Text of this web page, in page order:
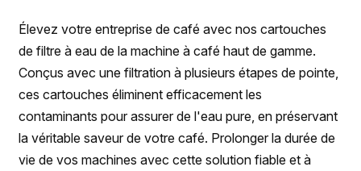
Élevez votre entreprise de café avec nos cartouches
de filtre à eau de la machine à café haut de gamme.
Conçus avec une filtration à plusieurs étapes de pointe,
ces cartouches éliminent efficacement les
contaminants pour assurer de l'eau pure, en préservant
la véritable saveur de votre café. Prolonger la durée de
vie de vos machines avec cette solution fiable et à